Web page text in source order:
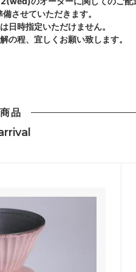
させていただきます。
日時指定いただけません。
の程、宜しくお願い致します。
品